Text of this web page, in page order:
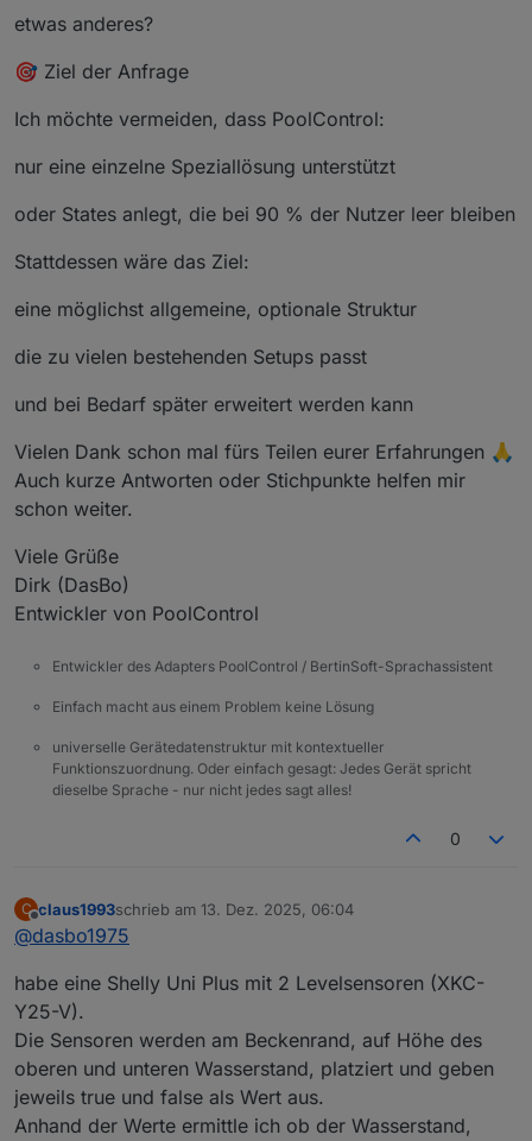
etwas anderes?
🎯 Ziel der Anfrage
Ich möchte vermeiden, dass PoolControl:
nur eine einzelne Speziallösung unterstützt
oder States anlegt, die bei 90 % der Nutzer leer bleiben
Stattdessen wäre das Ziel:
eine möglichst allgemeine, optionale Struktur
die zu vielen bestehenden Setups passt
und bei Bedarf später erweitert werden kann
Vielen Dank schon mal fürs Teilen eurer Erfahrungen 🙏
Auch kurze Antworten oder Stichpunkte helfen mir
schon weiter.
Viele Grüße
Dirk (DasBo)
Entwickler von PoolControl
Entwickler des Adapters PoolControl / BertinSoft-Sprachassistent
Einfach macht aus einem Problem keine Lösung
universelle Gerätedatenstruktur mit kontextueller
Funktionszuordnung. Oder einfach gesagt: Jedes Gerät spricht
dieselbe Sprache - nur nicht jedes sagt alles!
0
C
Offline
claus1993schrieb am 13. Dez. 2025, 06:04
zuletzt editiert von
@dasbo1975
habe eine Shelly Uni Plus mit 2 Levelsensoren (XKC-
Y25-V).
Die Sensoren werden am Beckenrand, auf Höhe des
oberen und unteren Wasserstand, platziert und geben
jeweils true und false als Wert aus.
Anhand der Werte ermittle ich ob der Wasserstand,